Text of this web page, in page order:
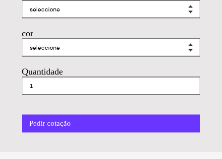
cor
Quantidade
Pedir cotação